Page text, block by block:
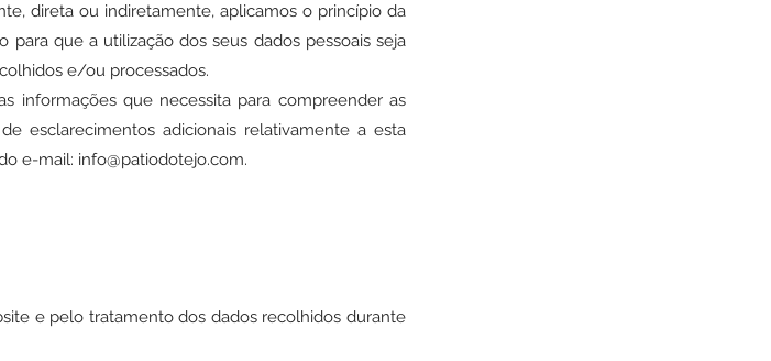
direta ou indiretamente, aplicamos o princípio da
que a utilização dos seus dados pessoais seja
e/ou processados.
informações que necessita para compreender as
esclarecimentos adicionais relativamente a esta
e-mail: info@patiodotejo.com.
e pelo tratamento dos dados recolhidos durante